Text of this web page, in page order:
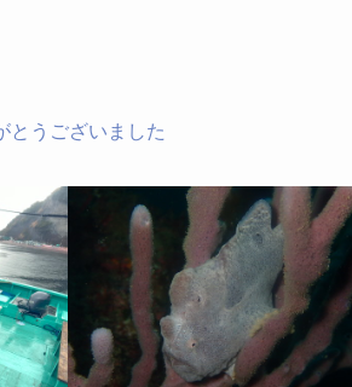
とうございました